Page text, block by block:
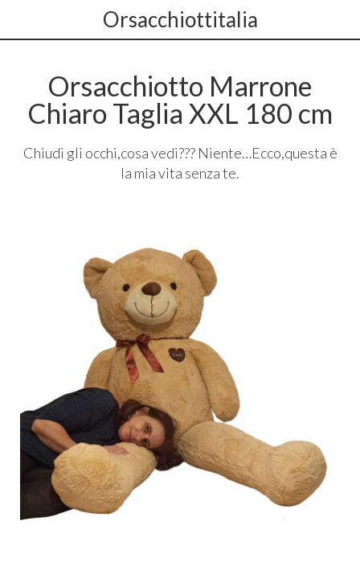
Orsacchiottitalia
Orsacchiotto Marrone
Chiaro Taglia XXL 180 cm
Chiudi gli occhi,cosa vedi??? Niente…Ecco,questa è
la mia vita senza te.